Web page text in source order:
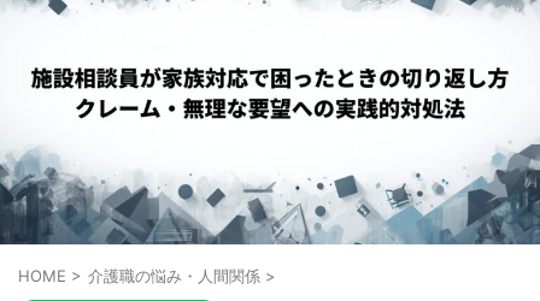
HOME > 介護職の悩み・人間関係 >